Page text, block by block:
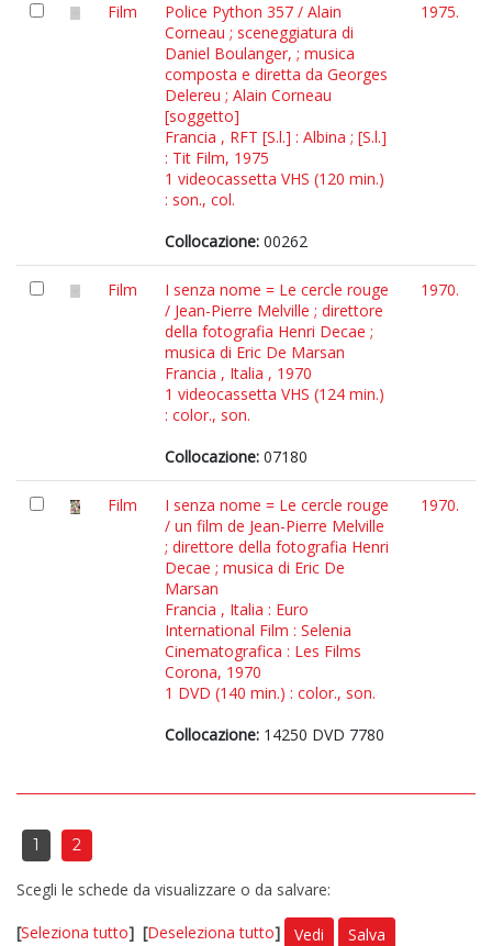
Film
Police Python 357 / Alain
Corneau ; sceneggiatura di
Daniel Boulanger, ; musica
composta e diretta da Georges
Delereu ; Alain Corneau
[soggetto]
Francia , RFT [S.l.] : Albina ; [S.l.]
: Tit Film, 1975
1 videocassetta VHS (120 min.)
: son., col.
Collocazione: 00262
1975.
Film
I senza nome = Le cercle rouge
/ Jean-Pierre Melville ; direttore
della fotografia Henri Decae ;
musica di Eric De Marsan
Francia , Italia , 1970
1 videocassetta VHS (124 min.)
: color., son.
Collocazione: 07180
1970.
Film
I senza nome = Le cercle rouge
/ un film de Jean-Pierre Melville
; direttore della fotografia Henri
Decae ; musica di Eric De
Marsan
Francia , Italia : Euro
International Film : Selenia
Cinematografica : Les Films
Corona, 1970
1 DVD (140 min.) : color., son.
Collocazione: 14250 DVD 7780
1970.
1 2
Scegli le schede da visualizzare o da salvare:
[Seleziona tutto] [Deseleziona tutto] Vedi Salva